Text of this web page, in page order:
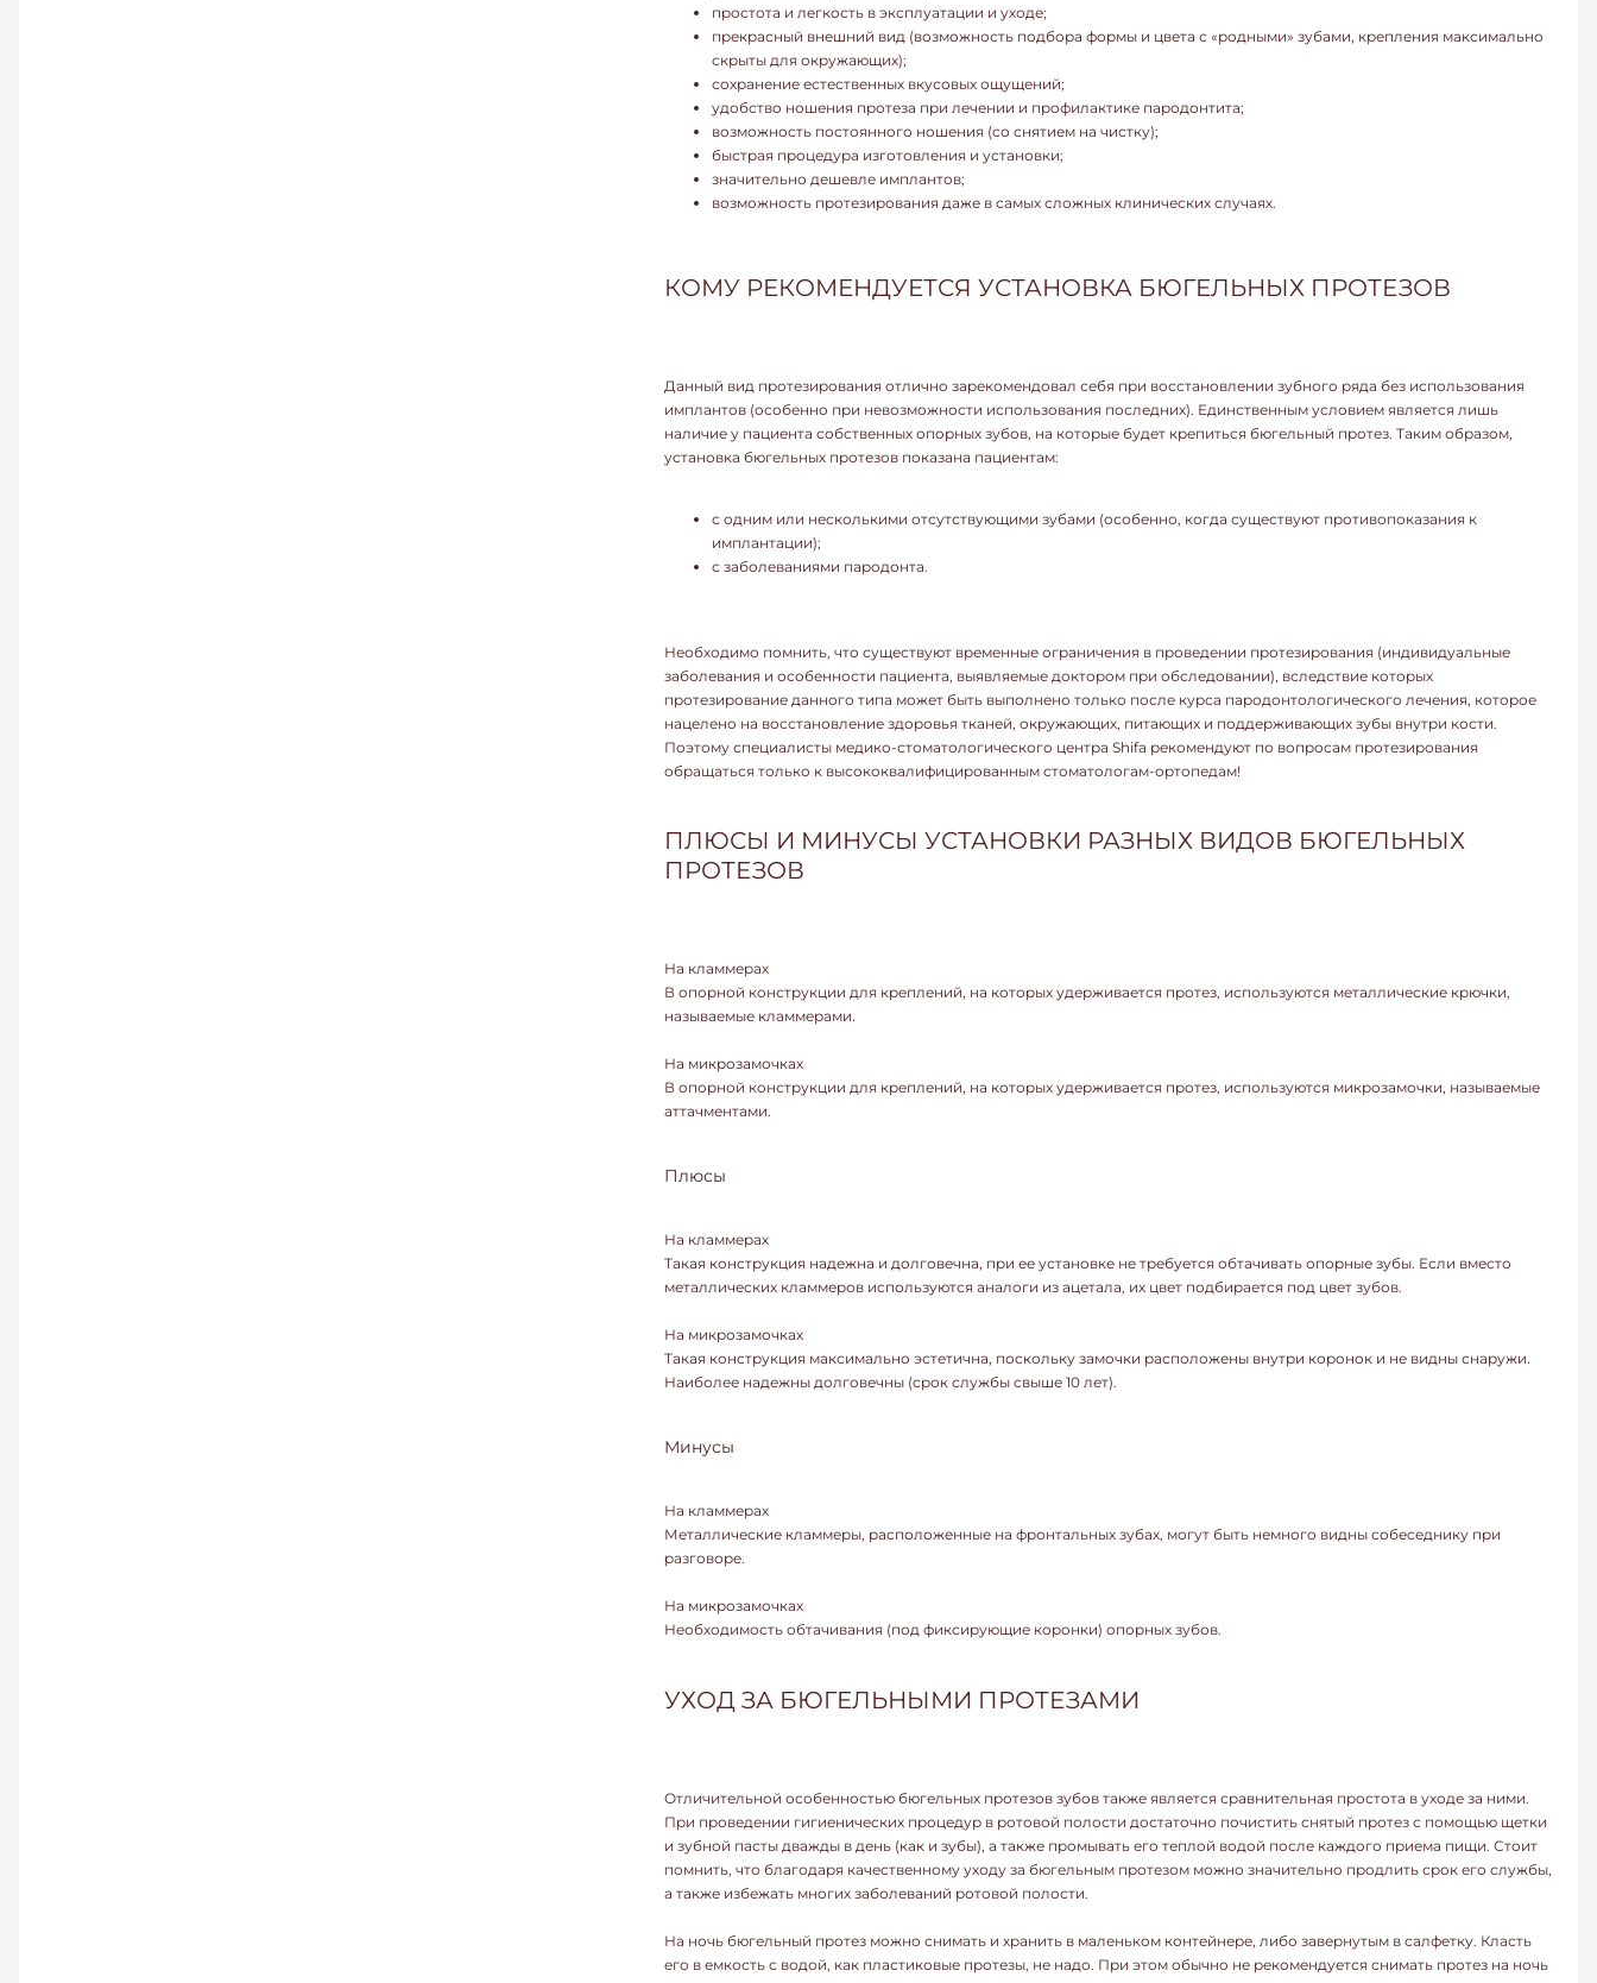
простота и легкость в эксплуатации и уходе;
прекрасный внешний вид (возможность подбора формы и цвета с «родными» зубами, крепления максимально
скрыты для окружающих);
сохранение естественных вкусовых ощущений;
удобство ношения протеза при лечении и профилактике пародонтита;
возможность постоянного ношения (со снятием на чистку);
быстрая процедура изготовления и установки;
значительно дешевле имплантов;
возможность протезирования даже в самых сложных клинических случаях.
КОМУ РЕКОМЕНДУЕТСЯ УСТАНОВКА БЮГЕЛЬНЫХ ПРОТЕЗОВ
Данный вид протезирования отлично зарекомендовал себя при восстановлении зубного ряда без использования
имплантов (особенно при невозможности использования последних). Единственным условием является лишь
наличие у пациента собственных опорных зубов, на которые будет крепиться бюгельный протез. Таким образом,
установка бюгельных протезов показана пациентам:
с одним или несколькими отсутствующими зубами (особенно, когда существуют противопоказания к
имплантации);
с заболеваниями пародонта.
Необходимо помнить, что существуют временные ограничения в проведении протезирования (индивидуальные
заболевания и особенности пациента, выявляемые доктором при обследовании), вследствие которых
протезирование данного типа может быть выполнено только после курса пародонтологического лечения, которое
нацелено на восстановление здоровья тканей, окружающих, питающих и поддерживающих зубы внутри кости.
Поэтому специалисты медико-стоматологического центра Shifa рекомендуют по вопросам протезирования
обращаться только к высококвалифицированным стоматологам-ортопедам!
ПЛЮСЫ И МИНУСЫ УСТАНОВКИ РАЗНЫХ ВИДОВ БЮГЕЛЬНЫХ
ПРОТЕЗОВ
На кламмерах
В опорной конструкции для креплений, на которых удерживается протез, используются металлические крючки,
называемые кламмерами.
На микрозамочках
В опорной конструкции для креплений, на которых удерживается протез, используются микрозамочки, называемые
аттачментами.
Плюсы
На кламмерах
Такая конструкция надежна и долговечна, при ее установке не требуется обтачивать опорные зубы. Если вместо
металлических кламмеров используются аналоги из ацетала, их цвет подбирается под цвет зубов.
На микрозамочках
Такая конструкция максимально эстетична, поскольку замочки расположены внутри коронок и не видны снаружи.
Наиболее надежны долговечны (срок службы свыше 10 лет).
Минусы
На кламмерах
Металлические кламмеры, расположенные на фронтальных зубах, могут быть немного видны собеседнику при
разговоре.
На микрозамочках
Необходимость обтачивания (под фиксирующие коронки) опорных зубов.
УХОД ЗА БЮГЕЛЬНЫМИ ПРОТЕЗАМИ
Отличительной особенностью бюгельных протезов зубов также является сравнительная простота в уходе за ними.
При проведении гигиенических процедур в ротовой полости достаточно почистить снятый протез с помощью щетки
и зубной пасты дважды в день (как и зубы), а также промывать его теплой водой после каждого приема пищи. Стоит
помнить, что благодаря качественному уходу за бюгельным протезом можно значительно продлить срок его службы,
а также избежать многих заболеваний ротовой полости.
На ночь бюгельный протез можно снимать и хранить в маленьком контейнере, либо завернутым в салфетку. Класть
его в емкость с водой, как пластиковые протезы, не надо. При этом обычно не рекомендуется снимать протез на ночь